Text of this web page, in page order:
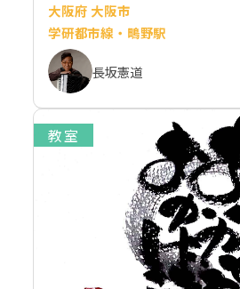
大阪府 大阪市
学研都市線・鴫野駅
長坂憲道
教室